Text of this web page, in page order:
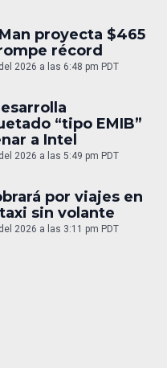
proyecta $465
récord
2026 a las 6:48 pm PDT
“tipo EMIB”
a Intel
2026 a las 5:49 pm PDT
por viajes en
sin volante
2026 a las 3:11 pm PDT